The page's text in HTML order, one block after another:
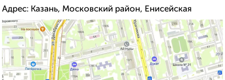
Адрес: Казань, Московский район, Енисейская